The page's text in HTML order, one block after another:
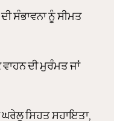
ਸੰਭਾਵਨਾ ਨੂੰ ਸੀਮਤ
ਵਾਹਨ ਦੀ ਮੁਰੰਮਤ ਜਾਂ
ਘਰੇਲੂ ਸਿਹਤ ਸਹਾਇਤਾ,